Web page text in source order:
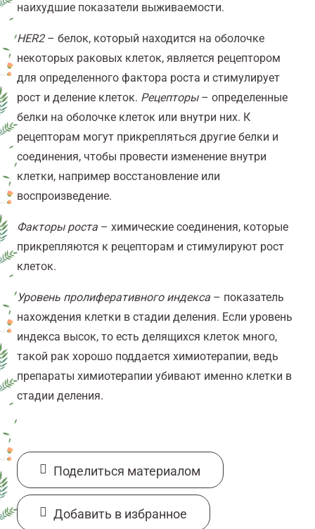
наихудшие показатели выживаемости.
HER2– белок, который находится на оболочке
некоторых раковых клеток, является рецептором
для определенного фактора роста и стимулирует
рост и деление клеток. Рецепторы– определенные
белки на оболочке клеток или внутри них. К
рецепторам могут прикрепляться другие белки и
соединения, чтобы провести изменение внутри
клетки, например восстановление или
воспроизведение.
Факторы роста – химические соединения, которые
прикрепляются к рецепторам и стимулируют рост
клеток.
Уровень пролиферативного индекса – показатель
нахождения клетки в стадии деления. Если уровень
индекса высок, то есть делящихся клеток много,
такой рак хорошо поддается химиотерапии, ведь
препараты химиотерапии убивают именно клетки в
стадии деления.
Поделиться материалом
Добавить в избранное